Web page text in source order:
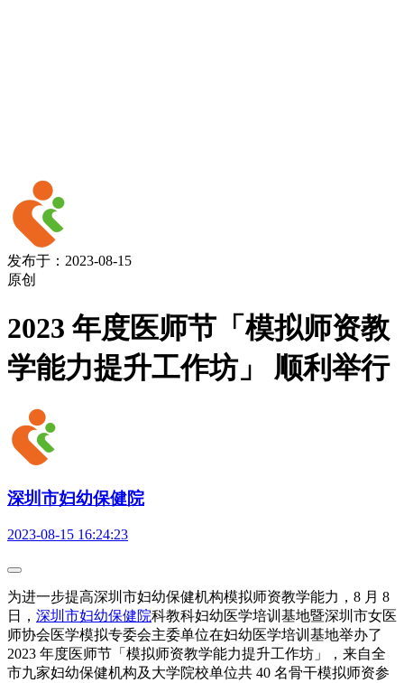
发布于：2023-08-15
原创
2023 年度医师节「模拟师资教
学能力提升工作坊」 顺利举行
深圳市妇幼保健院
2023-08-15 16:24:23
为进一步提高深圳市妇幼保健机构模拟师资教学能力，8 月 8
日， 深圳市妇幼保健院科教科妇幼医学培训基地暨深圳市女医
师协会医学模拟专委会主委单位在妇幼医学培训基地举办了
2023 年度医师节「模拟师资教学能力提升工作坊」，来自全
市九家妇幼保健机构及大学院校单位共 40 名骨干模拟师资参